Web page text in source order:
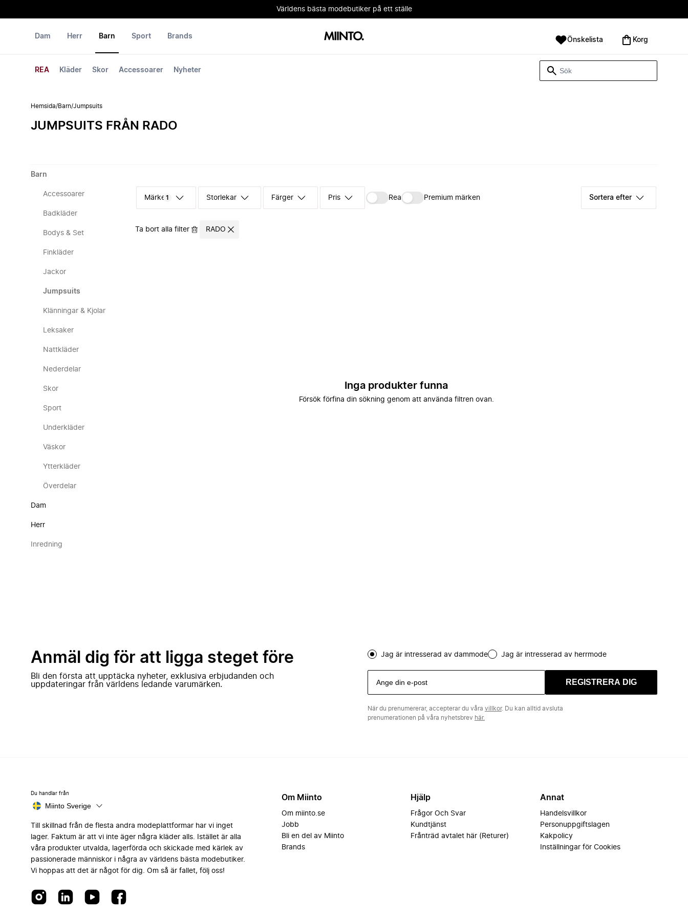
Världens bästa modebutiker på ett ställe
Dam Herr Barn
REA Kläder Skor Accessoarer Nyheter
Sport Brands Önskelista Korg
Hemsida/Barn/Jumpsuits
JUMPSUITS FRÅN RADO
Barn
Accessoarer
Badkläder
Bodys & Set
Finkläder
Jackor
Jumpsuits
Klänningar & Kjolar
Leksaker
Nattkläder
Nederdelar
Skor
Sport
Underkläder
Väskor
Ytterkläder
Överdelar
Dam
Herr
Inredning
Märke 1 Storlekar Färger Pris Rea Premium märken Sortera efter
Ta bort alla filter RADO
Inga produkter funna
Försök förfina din sökning genom att använda filtren ovan.
Anmäl dig för att ligga steget före
Bli den första att upptäcka nyheter, exklusiva erbjudanden och
uppdateringar från världens ledande varumärken.
Jag är intresserad av dammode Jag är intresserad av herrmode
REGISTRERA DIG
När du prenumererar, accepterar du våra villkor. Du kan alltid avsluta
prenumerationen på våra nyhetsbrev här.
Du handlar från
Miinto Sverige
Till skillnad från de flesta andra modeplattformar har vi inget
lager. Faktum är att vi inte äger några kläder alls. Istället är alla
våra produkter utvalda, lagerförda och skickade med kärlek av
passionerade människor i några av världens bästa modebutiker.
Vi hoppas att det är något för dig. Om så är fallet, följ oss!
Om Miinto
Om miinto.se
Jobb
Bli en del av Miinto
Brands
Hjälp
Frågor Och Svar
Kundtjänst
Frånträd avtalet här (Returer)
Annat
Handelsvillkor
Personuppgiftslagen
Kakpolicy
Inställningar för Cookies